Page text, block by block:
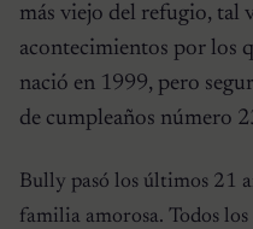
más viejo del refugio, tal
acontecimientos por los
nació en 1999, pero
de cumpleaños número
Bully pasó los últimos 21
familia amorosa. Todos